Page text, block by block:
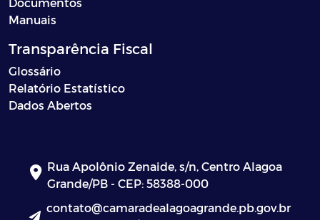
Manuais
Transparência Fiscal
Glossário
Relatório Estatístico
Dados Abertos
Rua Apolônio Zenaide, s/n, Centro Alagoa
Grande/PB - CEP: 58388-000
contato@camaradealagoagrande.pb.gov.br